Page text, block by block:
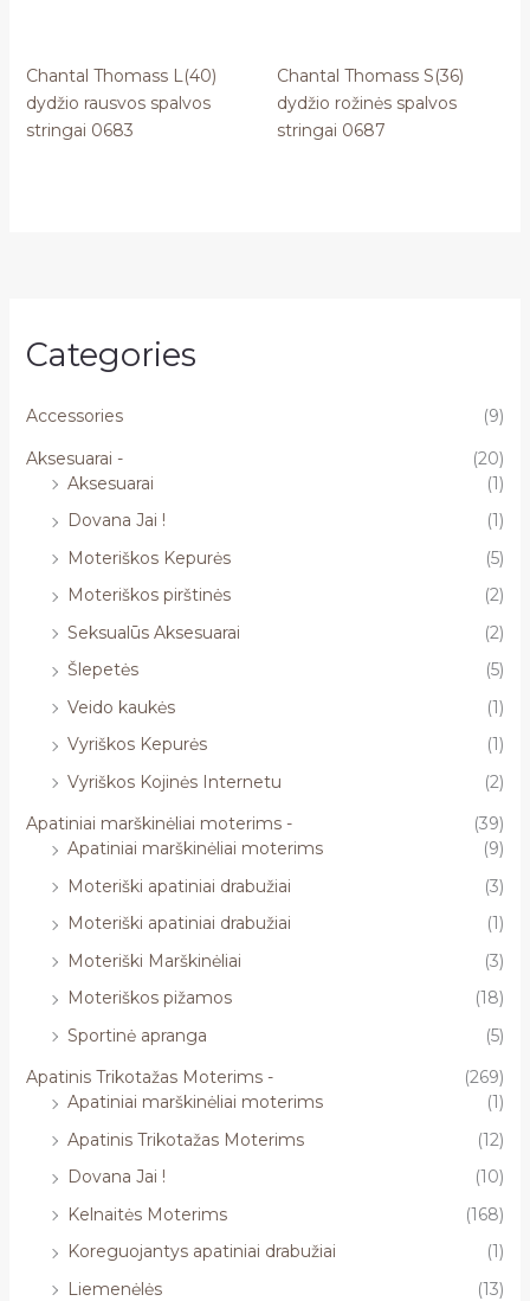
Categories
Accessories
(9)
Aksesuarai -
(20)
Aksesuarai
(1)
Dovana Jai !
(1)
Moteriškos Kepurės
(5)
Moteriškos pirštinės
(2)
Seksualūs Aksesuarai
(2)
Šlepetės
(5)
Veido kaukės
(1)
Vyriškos Kepurės
(1)
Vyriškos Kojinės Internetu
(2)
Apatiniai marškinėliai moterims -
(39)
Apatiniai marškinėliai moterims
(9)
Moteriški apatiniai drabužiai
(3)
Moteriški apatiniai drabužiai
(1)
Moteriški Marškinėliai
(3)
Moteriškos pižamos
(18)
Sportinė apranga
(5)
Apatinis Trikotažas Moterims -
(269)
Apatiniai marškinėliai moterims
(1)
Apatinis Trikotažas Moterims
(12)
Dovana Jai !
(10)
Kelnaitės Moterims
(168)
Koreguojantys apatiniai drabužiai
(1)
Liemenėlės
(13)
Chantal Thomass L(40)
dydžio rausvos spalvos
stringai 0683
Chantal Thomass S(36)
dydžio rožinės spalvos
stringai 0687